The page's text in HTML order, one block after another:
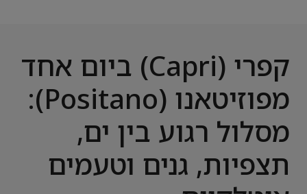
קפרי (Capri) ביום אחד
מפוזיטאנו (Positano):
מסלול רגוע בין ים,
תצפיות, גנים וטעמים